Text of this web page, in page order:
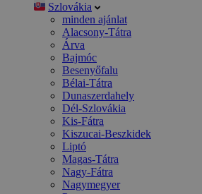
Szlovákia
minden ajánlat
Alacsony-Tátra
Árva
Bajmóc
Besenyőfalu
Bélai-Tátra
Dunaszerdahely
Dél-Szlovákia
Kis-Fátra
Kiszucai-Beszkidek
Liptó
Magas-Tátra
Nagy-Fátra
Nagymegyer